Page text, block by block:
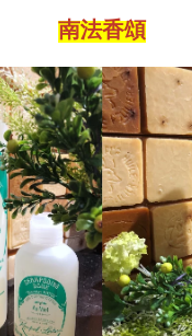
南法香頌